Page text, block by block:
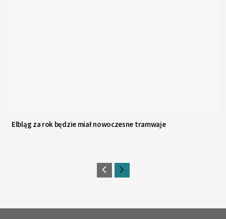
Elbląg za rok będzie miał nowoczesne tramwaje